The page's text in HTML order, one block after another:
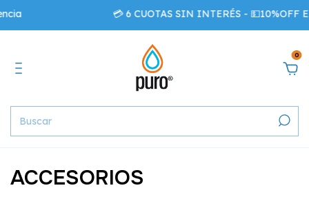
💳 6 CUOTAS SIN INTERÉS - 💵10%OFF
0
ACCESORIOS